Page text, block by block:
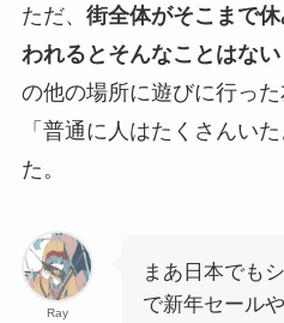
ただ、 街全体がそこまで
われるとそんなことはない
の他の場所に遊びに行った
「普通に人はたくさんい
た。
Ray
まあ日本でも
で新年セール